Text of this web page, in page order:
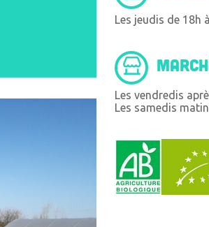
Les jeudis de 18h
Les vendredis
Les samedis